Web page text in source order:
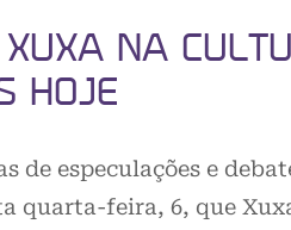
NA
HOJE
de especulações e
quarta-feira, 6, que